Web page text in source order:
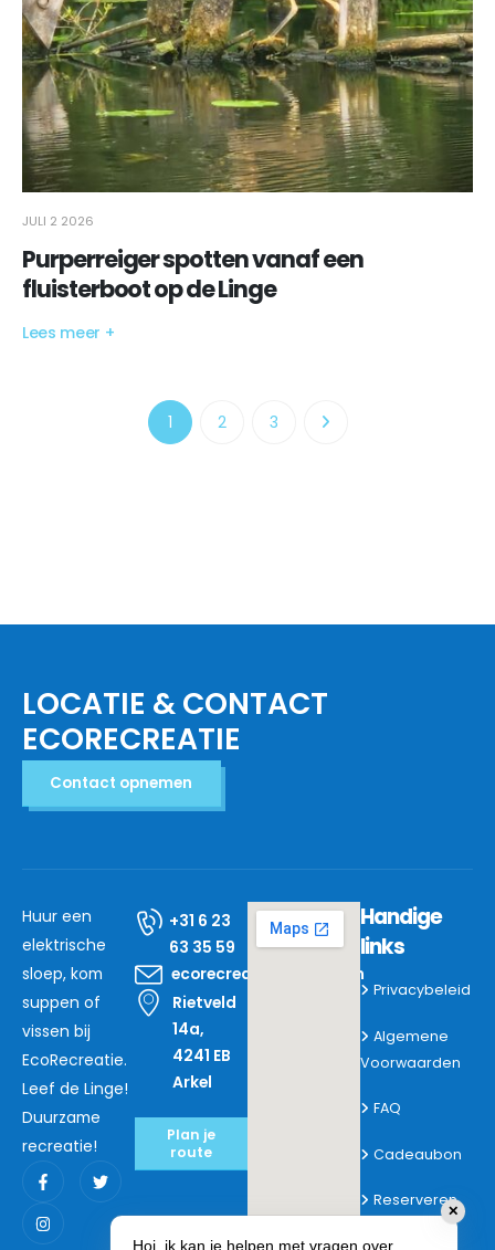
JULI 2 2026
Purperreiger spotten vanaf een
fluisterboot op de Linge
Lees meer +
1 2 3
LOCATIE & CONTACT
ECORECREATIE
Contact opnemen
Huur een
elektrische
sloep, kom
suppen of
vissen bij
EcoRecreatie.
Leef de Linge!
Duurzame
recreatie!
+31 6 23
63 35 59
ecorecreatie@mail.com
Rietveld
14a,
4241 EB
Arkel
Plan je
route
Handige
links
Privacybeleid
Algemene
Voorwaarden
FAQ
Cadeaubon
Reserveren
✕
Hoi, ik kan je helpen met vragen over